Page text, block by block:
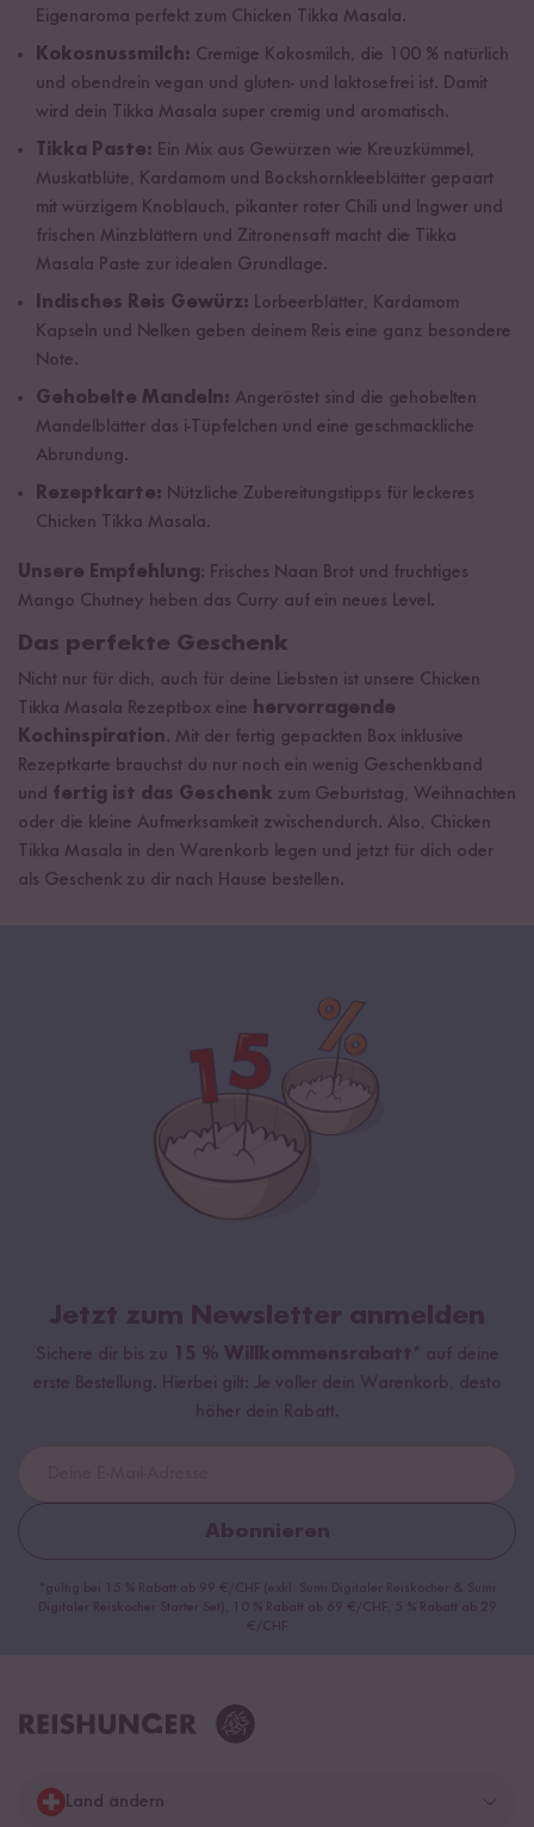
Eigenaroma perfekt zum Chicken Tikka Masala.
Kokosnussmilch: Cremige Kokosmilch, die 100 % natürlich
und obendrein vegan und gluten- und laktosefrei ist. Damit
wird dein Tikka Masala super cremig und aromatisch.
Tikka Paste: Ein Mix aus Gewürzen wie Kreuzkümmel,
Muskatblüte, Kardamom und Bockshornkleeblätter gepaart
mit würzigem Knoblauch, pikanter roter Chili und Ingwer und
frischen Minzblättern und Zitronensaft macht die Tikka
Masala Paste zur idealen Grundlage.
Indisches Reis Gewürz: Lorbeerblätter, Kardamom
Kapseln und Nelken geben deinem Reis eine ganz besondere
Note.
Gehobelte Mandeln: Angeröstet sind die gehobelten
Mandelblätter das i-Tüpfelchen und eine geschmackliche
Abrundung.
Rezeptkarte: Nützliche Zubereitungstipps für leckeres
Chicken Tikka Masala.
Unsere Empfehlung: Frisches Naan Brot und fruchtiges
Mango Chutney heben das Curry auf ein neues Level.
Das perfekte Geschenk
Nicht nur für dich, auch für deine Liebsten ist unsere Chicken
Tikka Masala Rezeptbox eine hervorragende
Kochinspiration. Mit der fertig gepackten Box inklusive
Rezeptkarte brauchst du nur noch ein wenig Geschenkband
und fertig ist das Geschenk zum Geburtstag, Weihnachten
oder die kleine Aufmerksamkeit zwischendurch. Also, Chicken
Tikka Masala in den Warenkorb legen und jetzt für dich oder
als Geschenk zu dir nach Hause bestellen.
Jetzt zum Newsletter anmelden
Sichere dir bis zu 15 % Willkommensrabatt* auf deine
erste Bestellung. Hierbei gilt: Je voller dein Warenkorb, desto
höher dein Rabatt.
Abonnieren
*gültig bei 15 % Rabatt ab 99 €/CHF (exkl. Sumi Digitaler Reiskocher & Sumi
Digitaler Reiskocher Starter Set), 10 % Rabatt ab 69 €/CHF, 5 % Rabatt ab 29
€/CHF
Land ändern